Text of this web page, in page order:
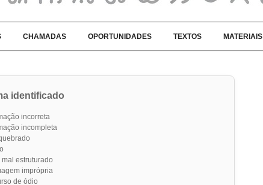
CHAMADAS OPORTUNIDADES TEXTOS MATERIAIS
identificado
incorreta
incompleta
mal estruturado
imprópria
de ódio